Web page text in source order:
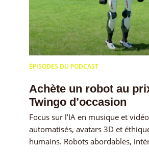
ÉPISODES DU PODCAST
Achète un robot au
Twingo d’occasion
Focus sur l’IA en musique et
automatisés, avatars 3D et
humains. Robots abordables,